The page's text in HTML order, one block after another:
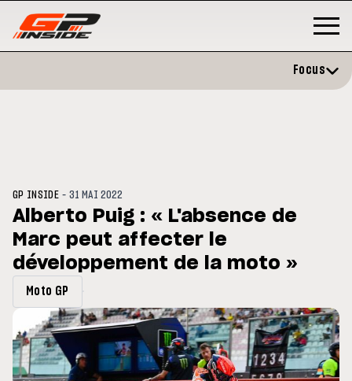
: Horaires et
du GP de Grande-
MOTO GP
Zarco évite l'opération et vise
retour en septembre
Focus
GP INSIDE -31 MAI 2022
Alberto Puig : « L'absence de
Marc peut affecter le
développement de la moto »
Moto GP